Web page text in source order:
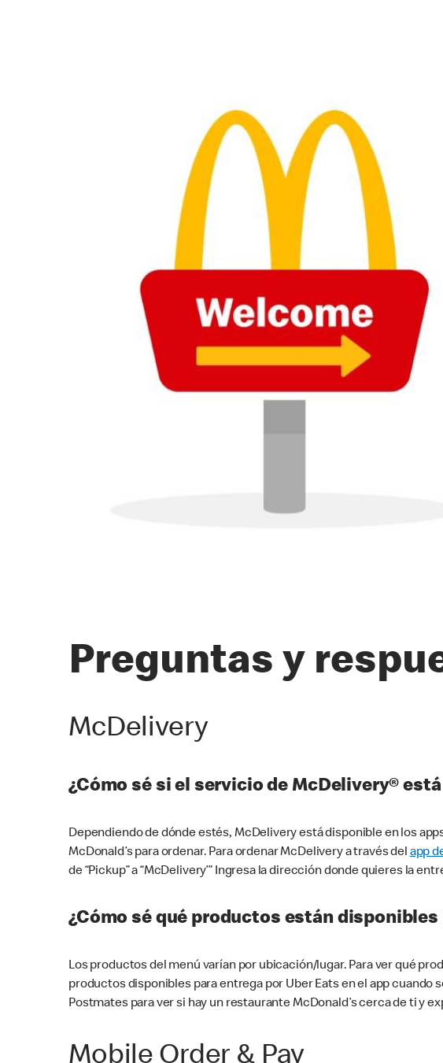
Preguntas y
McDelivery
¿Cómo sé si el servicio de McDelivery®
Dependiendo de dónde estés, McDelivery está disponible en los
McDonald’s para ordenar. Para ordenar McDelivery a través del app
de “Pickup” a “McDelivery’” Ingresa la dirección donde quieres la
¿Cómo sé qué productos están disponibles
Los productos del menú varían por ubicación/lugar. Para ver qué
productos disponibles para entrega por Uber Eats en el app cuando
Postmates para ver si hay un restaurante McDonald’s cerca de ti y
Mobile Order & Pay